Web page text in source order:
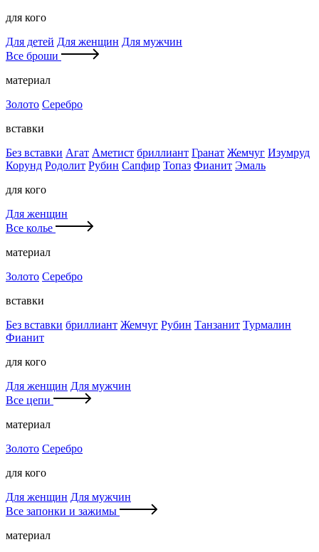
для кого
Для детей Для женщин Для мужчин
Все броши
материал
Золото Серебро
вставки
Без вставки Агат Аметист бриллиант Гранат Жемчуг Изумруд
Корунд Родолит Рубин Сапфир Топаз Фианит Эмаль
для кого
Для женщин
Все колье
материал
Золото Серебро
вставки
Без вставки бриллиант Жемчуг Рубин Танзанит Турмалин
Фианит
для кого
Для женщин Для мужчин
Все цепи
материал
Золото Серебро
для кого
Для женщин Для мужчин
Все запонки и зажимы
материал